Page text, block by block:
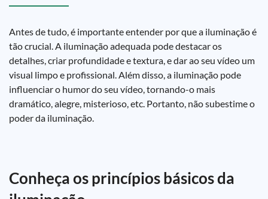
Antes de tudo, é importante entender por que a iluminação é
tão crucial. A iluminação adequada pode destacar os
detalhes, criar profundidade e textura, e dar ao seu vídeo um
visual limpo e profissional. Além disso, a iluminação pode
influenciar o humor do seu vídeo, tornando-o mais
dramático, alegre, misterioso, etc. Portanto, não subestime o
poder da iluminação.
Conheça os princípios básicos da